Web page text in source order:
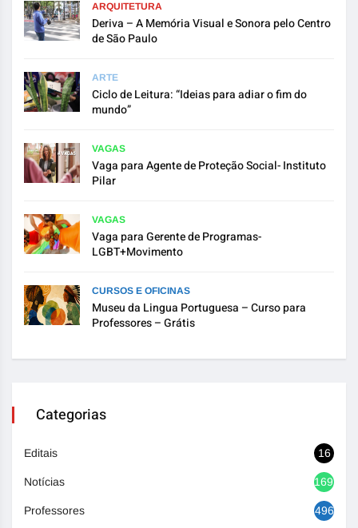
ARQUITETURA
Deriva – A Memória Visual e Sonora pelo Centro
de São Paulo
ARTE
Ciclo de Leitura: “Ideias para adiar o fim do
mundo”
VAGAS
Vaga para Agente de Proteção Social- Instituto
Pilar
VAGAS
Vaga para Gerente de Programas-
LGBT+Movimento
CURSOS E OFICINAS
Museu da Lingua Portuguesa – Curso para
Professores – Grátis
Categorias
Editais 16
Notícias 1692
Professores 496